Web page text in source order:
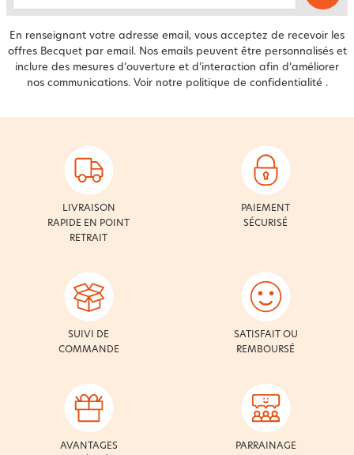
En renseignant votre adresse email, vous acceptez de recevoir les
offres Becquet par email. Nos emails peuvent être personnalisés et
inclure des mesures d’ouverture et d’interaction afin d’améliorer
nos communications. Voir notre politique de confidentialité .
LIVRAISON
RAPIDE EN POINT
RETRAIT
PAIEMENT
SÉCURISÉ
SUIVI DE
COMMANDE
SATISFAIT OU
REMBOURSÉ
AVANTAGES
PARRAINAGE